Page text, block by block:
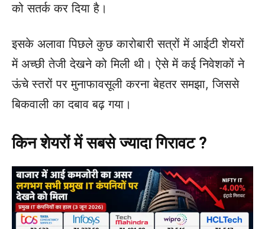
को सतर्क कर दिया है।
इसके अलावा पिछले कुछ कारोबारी सत्रों में आईटी शेयरों
में अच्छी तेजी देखने को मिली थी। ऐसे में कई निवेशकों ने
ऊंचे स्तरों पर मुनाफावसूली करना बेहतर समझा, जिससे
बिकवाली का दबाव बढ़ गया।
किन शेयरों में सबसे ज्यादा गिरावट ?